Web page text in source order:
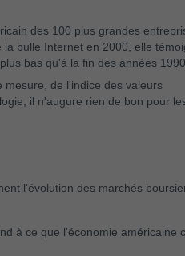
des 100 plus grandes
bulle Internet en 2000, elle
bas qu'à la fin des années
de l'indice des valeurs
il n'augure rien de bon pour
l'évolution des marchés
à ce que l'économie américaine